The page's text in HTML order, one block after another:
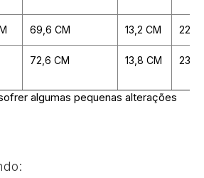
69,6 CM 13,2 CM 22,2
72,6 CM 13,8 CM 23,9
algumas pequenas alterações